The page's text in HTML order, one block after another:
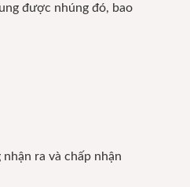
được nhúng đó, bao
ra và chấp nhận